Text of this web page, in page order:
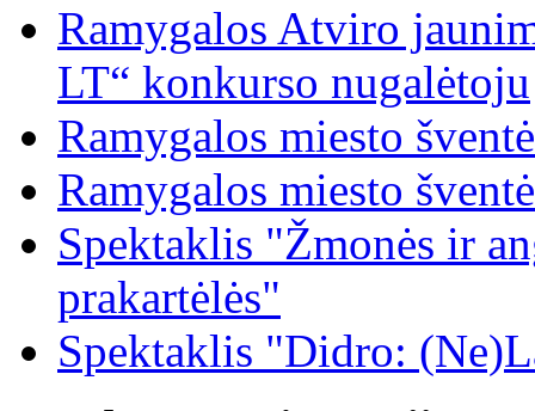
Ramygalos Atviro
LT“ konkurso nugalėtoju
Ramygalos miesto šventė
Ramygalos miesto šventė
Spektaklis "Žmonės ir
prakartėlės"
Spektaklis "Didro: